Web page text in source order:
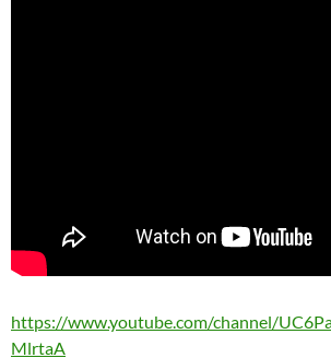
https://www.youtube.com/channel/
MlrtaA